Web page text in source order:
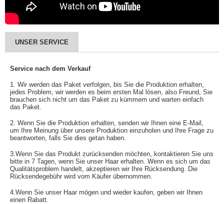
UNSER SERVICE
Service nach dem Verkauf
1. Wir werden das Paket verfolgen, bis Sie die Produktion erhalten,
jedes Problem, wir werden es beim ersten Mal lösen, also Freund, Sie
brauchen sich nicht um das Paket zu kümmern und warten einfach
das Paket.
2. Wenn Sie die Produktion erhalten, senden wir Ihnen eine E-Mail,
um Ihre Meinung über unsere Produktion einzuholen und Ihre Frage zu
beantworten, falls Sie dies getan haben.
3.Wenn Sie das Produkt zurücksenden möchten, kontaktieren Sie uns
bitte in 7 Tagen, wenn Sie unser Haar erhalten. Wenn es sich um das
Qualitätsproblem handelt, akzeptieren wir Ihre Rücksendung. Die
Rücksendegebühr wird vom Käufer übernommen.
4.Wenn Sie unser Haar mögen und wieder kaufen, geben wir Ihnen
einen Rabatt.